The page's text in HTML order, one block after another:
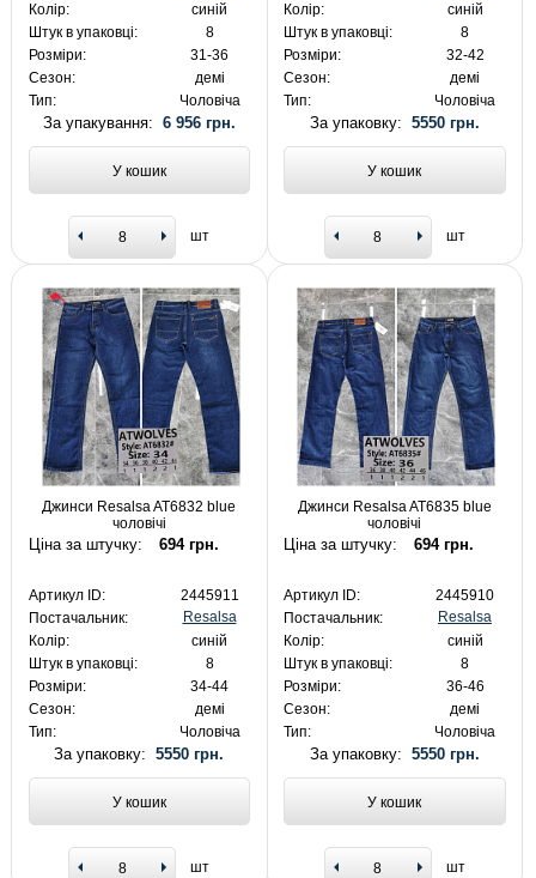
Колір:
синій
Штук в упаковці:
8
Розміри:
31-36
Сезон:
демі
Тип:
Чоловіча
За упакування: 6 956 грн.
У кошик
шт
Колір:
синій
Штук в упаковці:
8
Розміри:
32-42
Сезон:
демі
Тип:
Чоловіча
За упаковку: 5550 грн.
У кошик
шт
Джинси Resalsa AT6832 blue
чоловічі
Ціна за штучку: 694 грн.
Артикул ID:
2445911
Постачальник:
Resalsa
Колір:
синій
Штук в упаковці:
8
Розміри:
34-44
Сезон:
демі
Тип:
Чоловіча
За упаковку:5550 грн.
У кошик
шт
Джинси Resalsa AT6835 blue
чоловічі
Ціна за штучку: 694 грн.
Артикул ID:
2445910
Постачальник:
Resalsa
Колір:
синій
Штук в упаковці:
8
Розміри:
36-46
Сезон:
демі
Тип:
Чоловіча
За упаковку: 5550 грн.
У кошик
шт